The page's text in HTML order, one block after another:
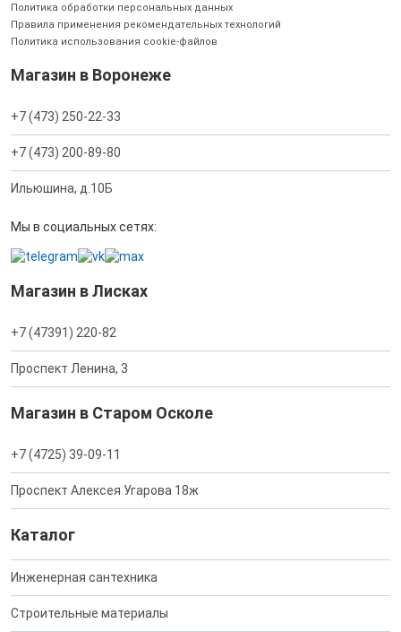
Политика обработки персональных данных
Правила применения рекомендательных технологий
Политика использования cookie-файлов
Магазин в Воронеже
+7 (473) 250-22-33
+7 (473) 200-89-80
Ильюшина, д.10Б
Мы в социальных сетях:
Магазин в Лисках
+7 (47391) 220-82
Проспект Ленина, 3
Магазин в Старом Осколе
+7 (4725) 39-09-11
Проспект Алексея Угарова 18ж
Каталог
Инженерная сантехника
Строительные материалы